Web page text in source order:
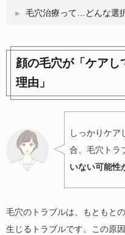
毛穴治療って…どんな選
顔の毛穴が「ケア
理由」
しっかりケア
合、毛穴トラ
いない可能性
毛穴のトラブルは、もともと
生じるトラブルです。この原